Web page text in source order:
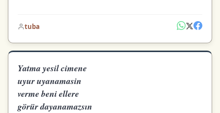
tuba
Yatma yesil cimene
uyur uyanamasin
verme beni ellere
görür dayanamazsın